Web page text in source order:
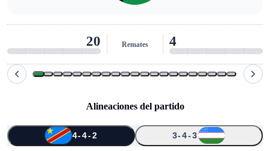
Alineaciones del partido
4-4-2 3-4-3
↑ ↑
↑
↑
3 Remates al arco 1